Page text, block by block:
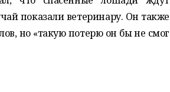
показали ветеринару. Он также
но «такую потерю он бы не смог